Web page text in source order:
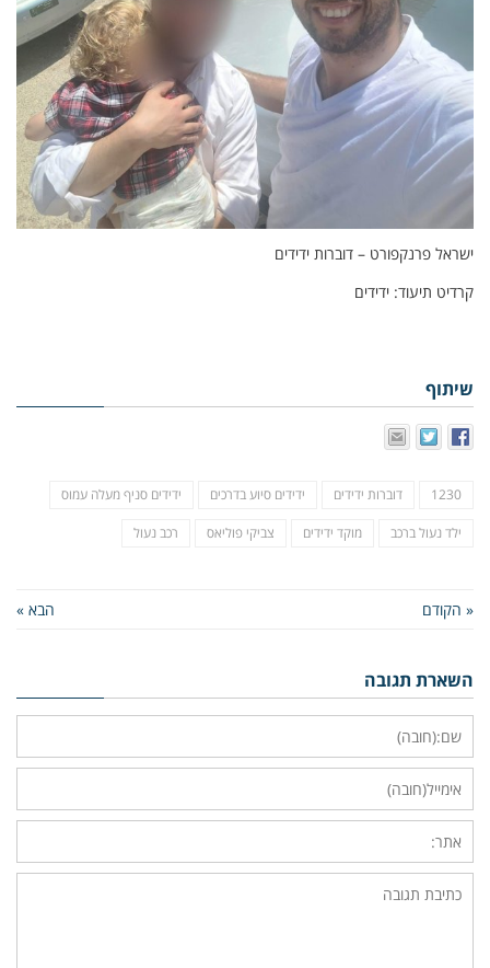
ישראל פרנקפורט – דוברות ידידים
קרדיט תיעוד: ידידים
שיתוף
1230 דוברות ידידים ידידים סיוע בדרכים ידידים סניף מעלה עמוס
ילד נעול ברכב מוקד ידידים צביקי פוליאס רכב נעול
« הקודם הבא »
השארת תגובה